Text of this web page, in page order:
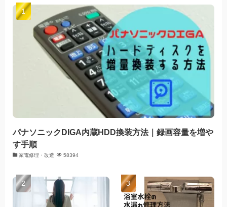
パナソニックDIGA内蔵HDD換装方法｜録画容量を増や
す手順
家電修理・改造 58394